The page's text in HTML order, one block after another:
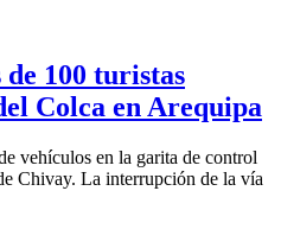
100 turistas
Colca en Arequipa
vehículos en la garita de control
Chivay. La interrupción de la vía